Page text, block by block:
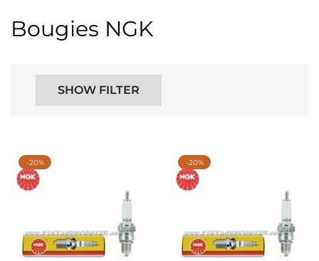
Bougies NGK
SHOW FILTER
-20% -20%